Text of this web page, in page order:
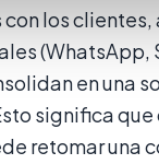
los clientes,
(WhatsApp,
en una
significa que
retomar una